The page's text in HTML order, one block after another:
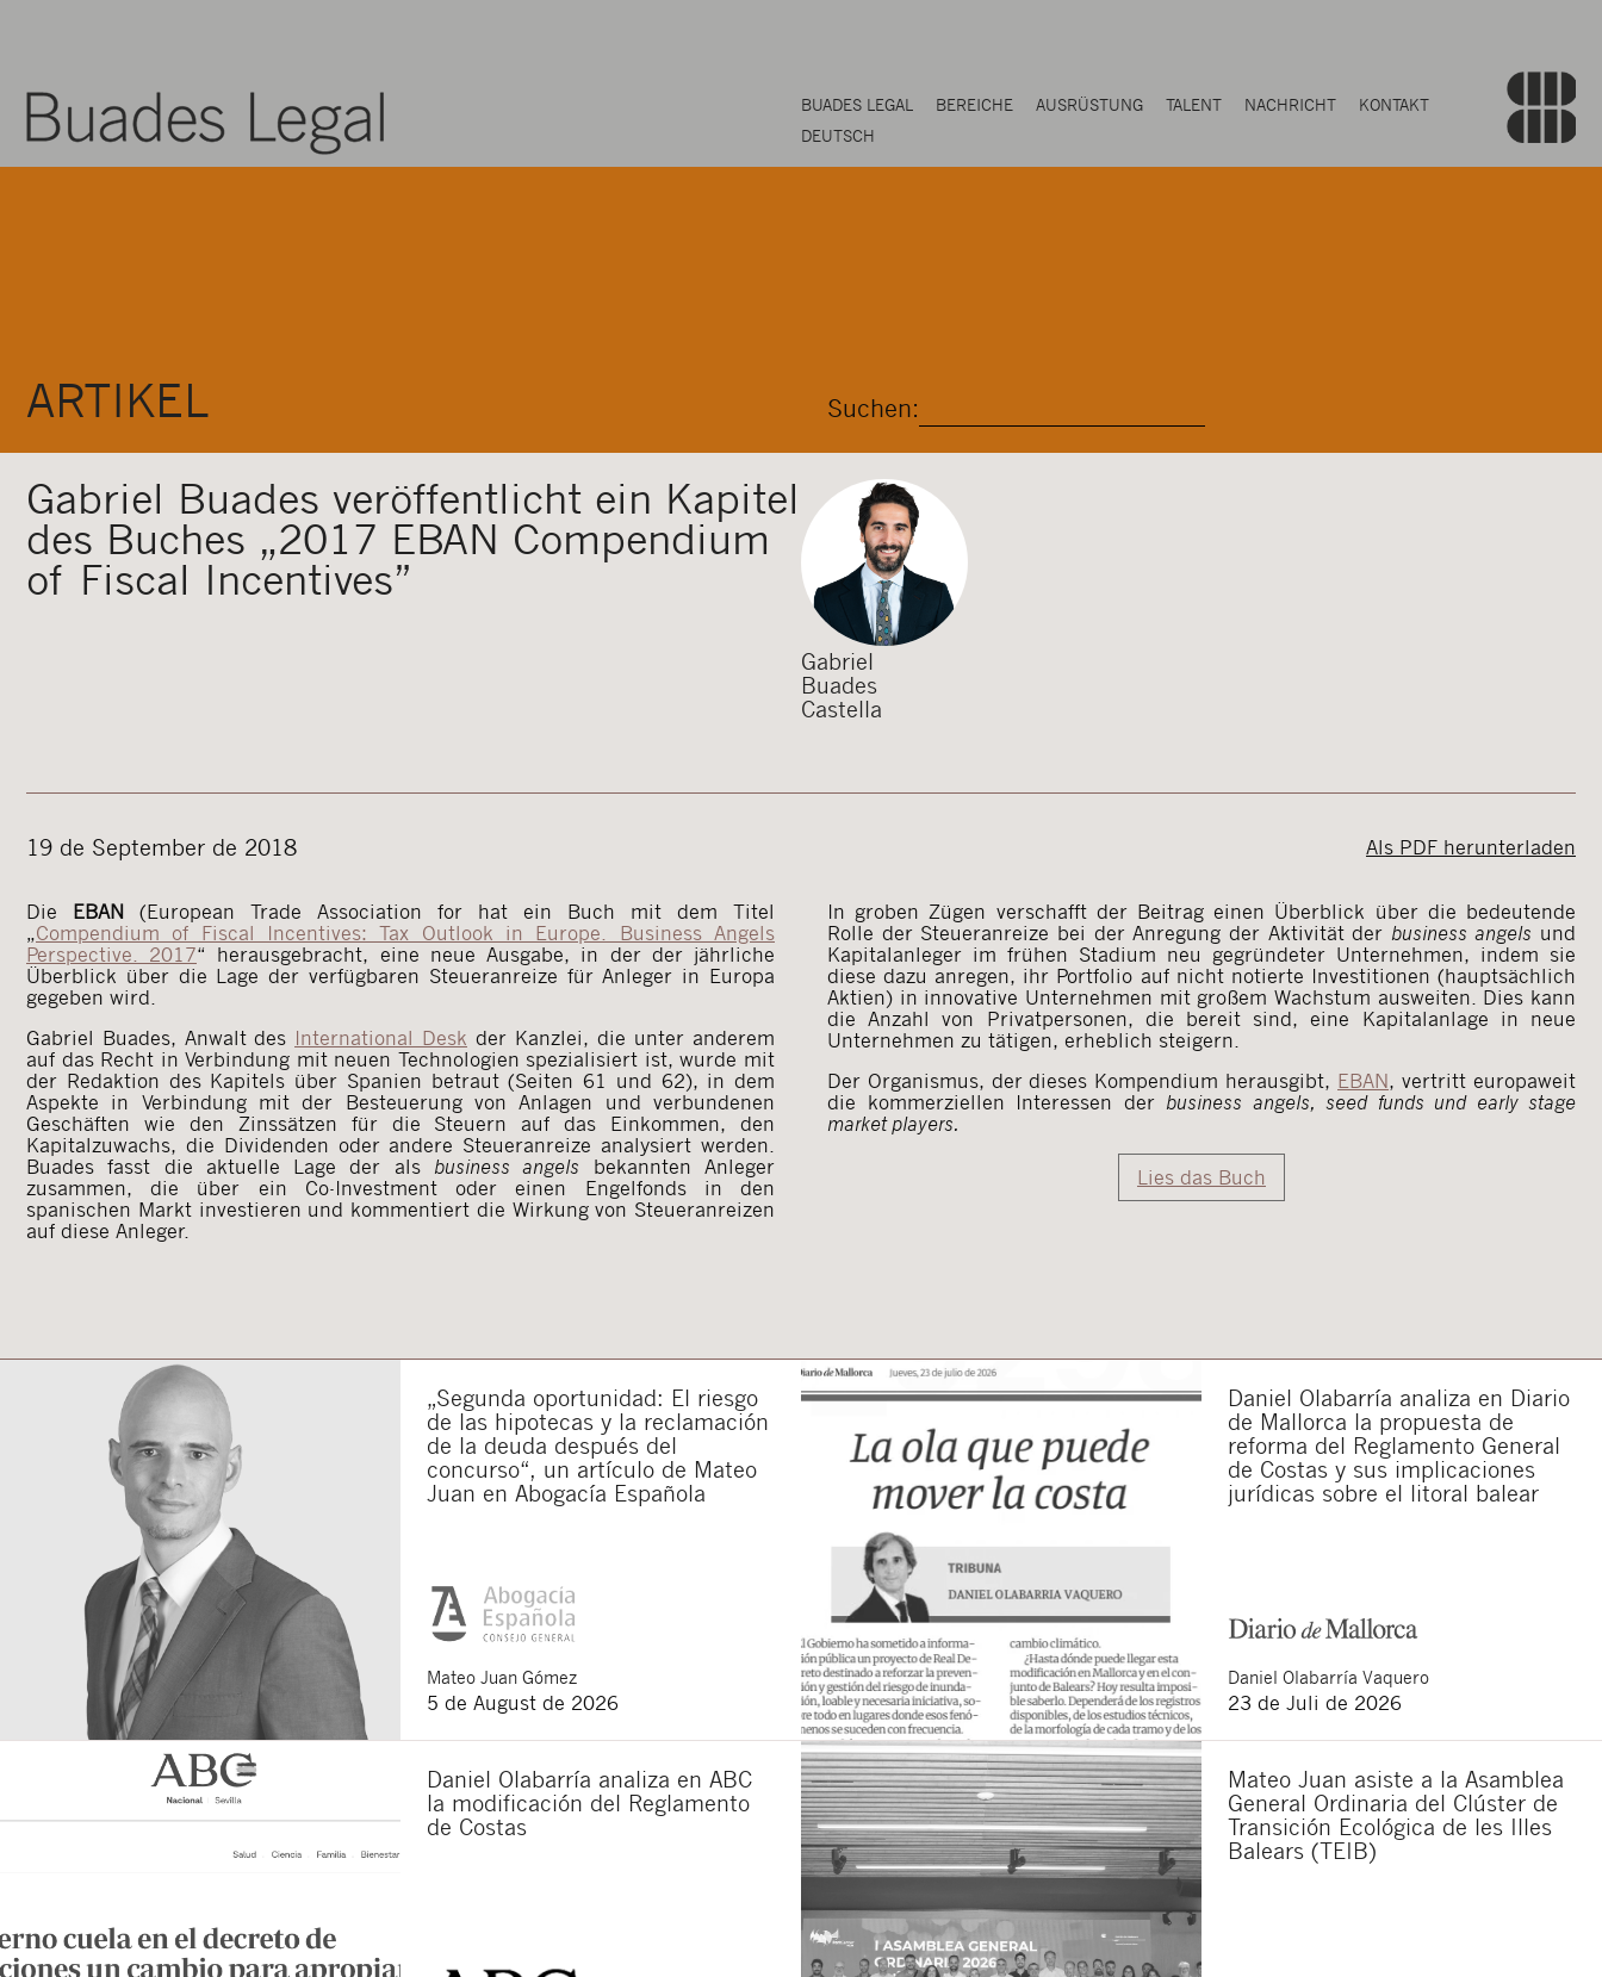
BUADES LEGAL BEREICHE AUSRÜSTUNG TALENT NACHRICHT
KONTAKT
DEUTSCH
ARTIKEL Suchen:
Gabriel Buades veröffentlicht ein Kapitel
des Buches „2017 EBAN Compendium
of Fiscal Incentives”
Gabriel
Buades
Castella
19 de September de 2018 Als PDF herunterladen
Die EBAN (European Trade Association for hat ein Buch mit dem Titel
„Compendium of Fiscal Incentives: Tax Outlook in Europe. Business Angels
Perspective. 2017“ herausgebracht, eine neue Ausgabe, in der der jährliche
Überblick über die Lage der verfügbaren Steueranreize für Anleger in Europa
gegeben wird.
Gabriel Buades, Anwalt des International Desk der Kanzlei, die unter anderem
auf das Recht in Verbindung mit neuen Technologien spezialisiert ist, wurde mit
der Redaktion des Kapitels über Spanien betraut (Seiten 61 und 62), in dem
Aspekte in Verbindung mit der Besteuerung von Anlagen und verbundenen
Geschäften wie den Zinssätzen für die Steuern auf das Einkommen, den
Kapitalzuwachs, die Dividenden oder andere Steueranreize analysiert werden.
Buades fasst die aktuelle Lage der als business angels bekannten Anleger
zusammen, die über ein Co-Investment oder einen Engelfonds in den
spanischen Markt investieren und kommentiert die Wirkung von Steueranreizen
auf diese Anleger.
In groben Zügen verschafft der Beitrag einen Überblick über die bedeutende
Rolle der Steueranreize bei der Anregung der Aktivität der business angels und
Kapitalanleger im frühen Stadium neu gegründeter Unternehmen, indem sie
diese dazu anregen, ihr Portfolio auf nicht notierte Investitionen (hauptsächlich
Aktien) in innovative Unternehmen mit großem Wachstum ausweiten. Dies kann
die Anzahl von Privatpersonen, die bereit sind, eine Kapitalanlage in neue
Unternehmen zu tätigen, erheblich steigern.
Der Organismus, der dieses Kompendium herausgibt, EBAN, vertritt europaweit
die kommerziellen Interessen der business angels, seed funds und early stage
market players.
Lies das Buch
„Segunda oportunidad: El riesgo
de las hipotecas y la reclamación
de la deuda después del
concurso“, un artículo de Mateo
Juan en Abogacía Española
Mateo Juan Gómez
5 de August de 2026
Daniel Olabarría analiza en Diario
de Mallorca la propuesta de
reforma del Reglamento General
de Costas y sus implicaciones
jurídicas sobre el litoral balear
Daniel Olabarría Vaquero
23 de Juli de 2026
Daniel Olabarría analiza en ABC
la modificación del Reglamento
de Costas
Mateo Juan asiste a la Asamblea
General Ordinaria del Clúster de
Transición Ecológica de les Illes
Balears (TEIB)